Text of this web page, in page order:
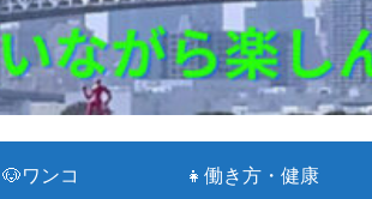
🐶ワンコ 👧働き方・健康